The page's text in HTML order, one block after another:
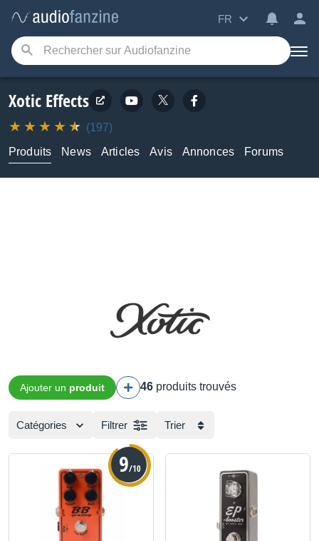
FR
Xotic Effects
(197)
Produits
News Articles Avis Annonces Forums
Ajouter un produit 46 produits trouvés
Catégories Filtrer Trier
9/10